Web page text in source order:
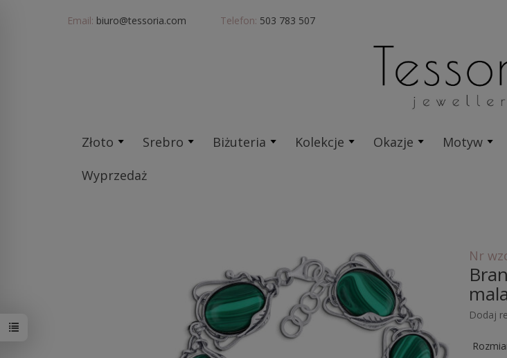
Email: biuro@tessoria.com Telefon: 503 783 507
Złoto Srebro Biżuteria Kolekcje Okazje Motyw
Wyprzedaż
Nr
Dodaj